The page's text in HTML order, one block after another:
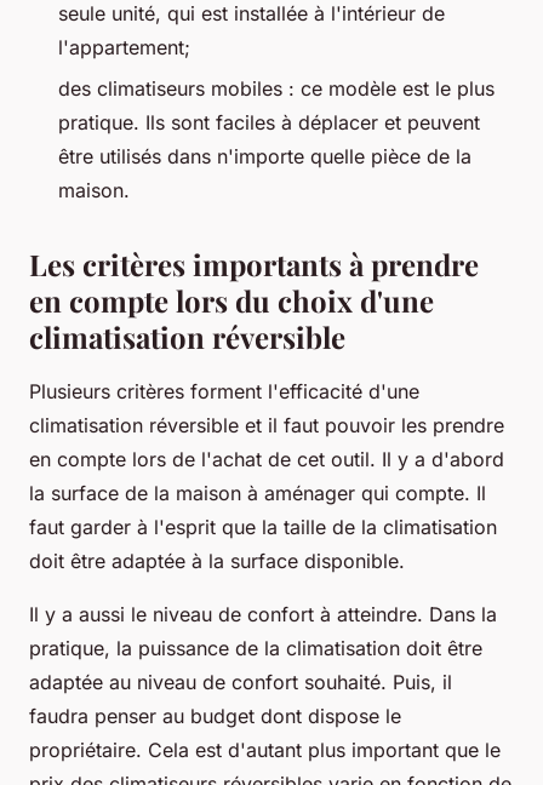
seule unité, qui est installée à l'intérieur de
l'appartement;
des climatiseurs mobiles : ce modèle est le plus
pratique. Ils sont faciles à déplacer et peuvent
être utilisés dans n'importe quelle pièce de la
maison.
Les critères importants à prendre
en compte lors du choix d'une
climatisation réversible
Plusieurs critères forment l'efficacité d'une
climatisation réversible et il faut pouvoir les prendre
en compte lors de l'achat de cet outil. Il y a d'abord
la surface de la maison à aménager qui compte. Il
faut garder à l'esprit que la taille de la climatisation
doit être adaptée à la surface disponible.
Il y a aussi le niveau de confort à atteindre. Dans la
pratique, la puissance de la climatisation doit être
adaptée au niveau de confort souhaité. Puis, il
faudra penser au budget dont dispose le
propriétaire. Cela est d'autant plus important que le